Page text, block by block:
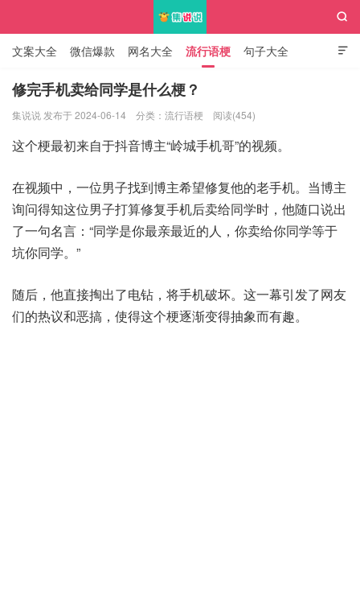

文案大全 微信爆款 网名大全 流行语梗 句子大全
知识大全

修完手机卖给同学是什么梗？
集说说 发布于 2024-06-14 分类： 流行语梗 阅读(454)
这个梗最初来自于抖音博主“岭城手机哥”的视频。
在视频中，一位男子找到博主希望修复他的老手机。当博主
询问得知这位男子打算修复手机后卖给同学时，他随口说出
了一句名言：“同学是你最亲最近的人，你卖给你同学等于
坑你同学。”
随后，他直接掏出了电钻，将手机破坏。这一幕引发了网友
们的热议和恶搞，使得这个梗逐渐变得抽象而有趣。